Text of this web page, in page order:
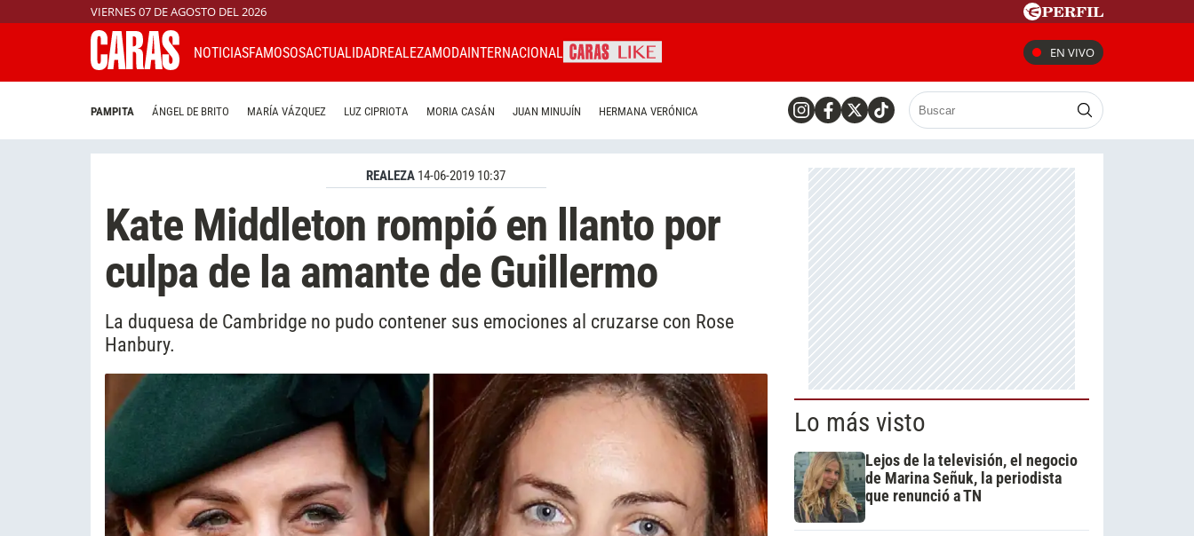
VIERNES 07 DE AGOSTO DEL 2026
NOTICIASFAMOSOSACTUALIDADREALEZAMODAINTERNACIONAL EN VIVO
PAMPITA ÁNGEL DE BRITO MARÍA VÁZQUEZ LUZ CIPRIOTA MORIA CASÁN JUAN MINUJÍN HERMANA VERÓNICA
REALEZA 14-06-2019 10:37
Kate Middleton rompió en llanto por
culpa de la amante de Guillermo
La duquesa de Cambridge no pudo contener sus emociones al cruzarse con Rose
Hanbury.
Lo más visto
Lejos de la televisión, el negocio
de Marina Señuk, la periodista
que renunció a TN